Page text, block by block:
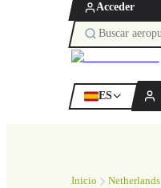
Acceder
ES
Inicio Netherlands